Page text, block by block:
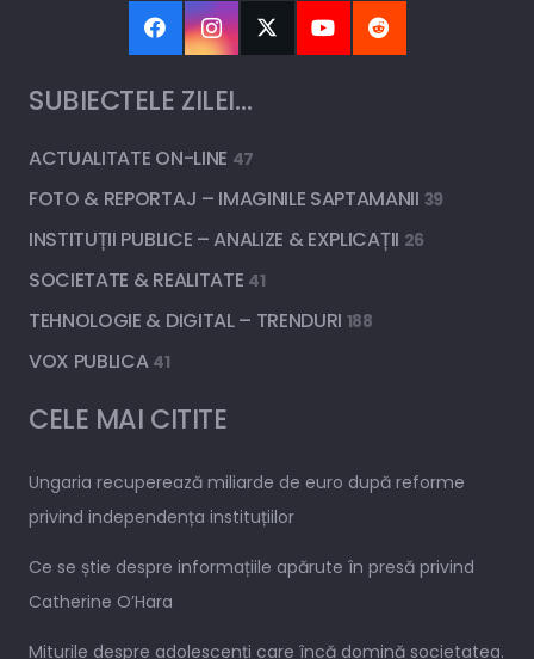
SUBIECTELE ZILEI…
ACTUALITATE ON-LINE 47
FOTO & REPORTAJ – IMAGINILE SAPTAMANII 39
INSTITUȚII PUBLICE – ANALIZE & EXPLICAȚII 26
SOCIETATE & REALITATE 41
TEHNOLOGIE & DIGITAL – TRENDURI 188
VOX PUBLICA 41
CELE MAI CITITE
Ungaria recuperează miliarde de euro după reforme
privind independența instituțiilor
Ce se știe despre informațiile apărute în presă privind
Catherine O’Hara
Miturile despre adolescenți care încă domină societatea.